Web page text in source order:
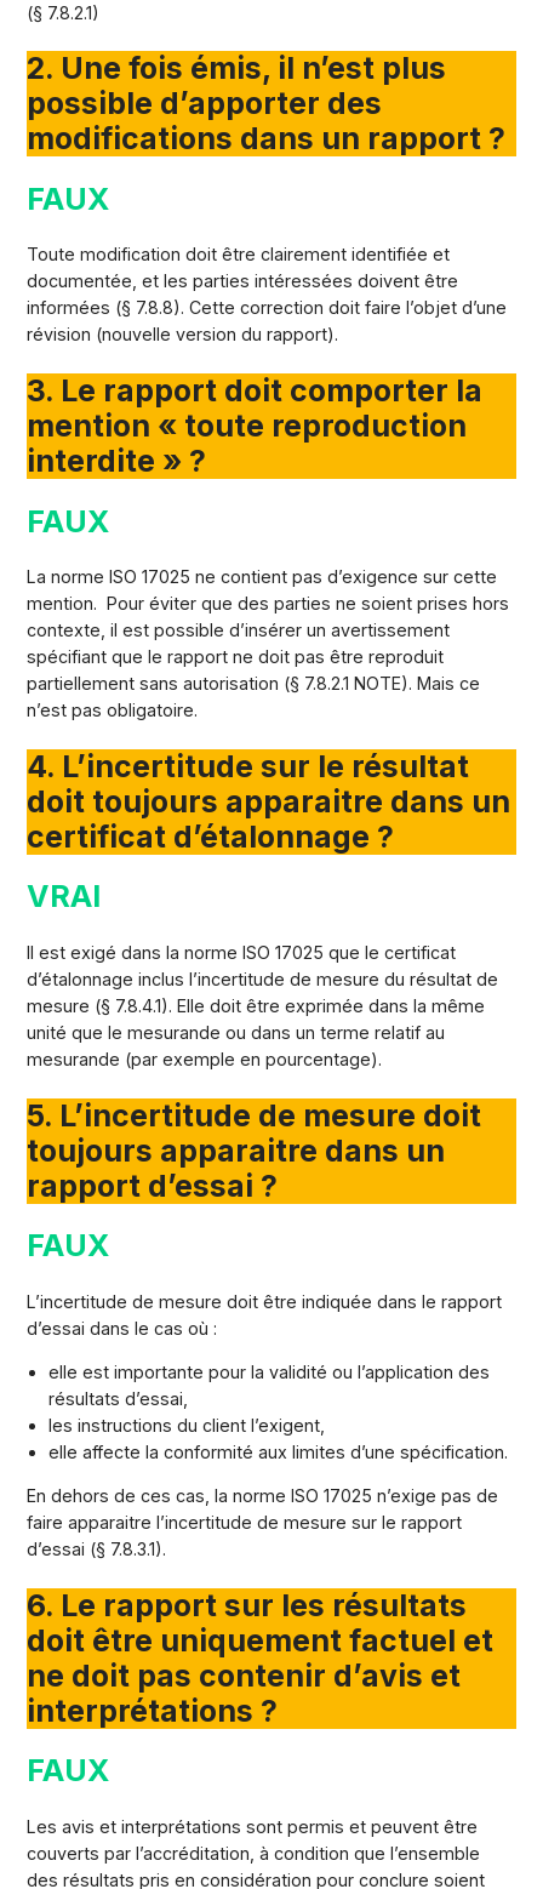
(§ 7.8.2.1)
2. Une fois émis, il n’est plus
possible d’apporter des
modifications dans un rapport ?
FAUX
Toute modification doit être clairement identifiée et
documentée, et les parties intéressées doivent être
informées (§ 7.8.8). Cette correction doit faire l’objet d’une
révision (nouvelle version du rapport).
3. Le rapport doit comporter la
mention « toute reproduction
interdite » ?
FAUX
La norme ISO 17025 ne contient pas d’exigence sur cette
mention. Pour éviter que des parties ne soient prises hors
contexte, il est possible d’insérer un avertissement
spécifiant que le rapport ne doit pas être reproduit
partiellement sans autorisation (§ 7.8.2.1 NOTE). Mais ce
n’est pas obligatoire.
4. L’incertitude sur le résultat
doit toujours apparaitre dans un
certificat d’étalonnage ?
VRAI
Il est exigé dans la norme ISO 17025 que le certificat
d’étalonnage inclus l’incertitude de mesure du résultat de
mesure (§ 7.8.4.1). Elle doit être exprimée dans la même
unité que le mesurande ou dans un terme relatif au
mesurande (par exemple en pourcentage).
5. L’incertitude de mesure doit
toujours apparaitre dans un
rapport d’essai ?
FAUX
L’incertitude de mesure doit être indiquée dans le rapport
d’essai dans le cas où :
elle est importante pour la validité ou l’application des
résultats d’essai,
les instructions du client l’exigent,
elle affecte la conformité aux limites d’une spécification.
En dehors de ces cas, la norme ISO 17025 n’exige pas de
faire apparaitre l’incertitude de mesure sur le rapport
d’essai (§ 7.8.3.1).
6. Le rapport sur les résultats
doit être uniquement factuel et
ne doit pas contenir d’avis et
interprétations ?
FAUX
Les avis et interprétations sont permis et peuvent être
couverts par l’accréditation, à condition que l’ensemble
des résultats pris en considération pour conclure soient